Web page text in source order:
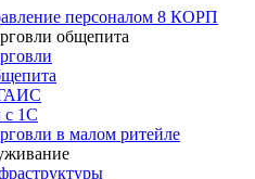
персоналом 8 КОРП
общепита
с 1С
в малом ритейле